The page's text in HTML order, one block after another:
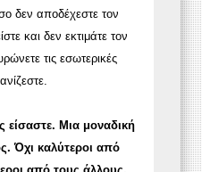
δεν αποδέχεστε τον
και δεν εκτιμάτε τον
τις εσωτερικές
είσαστε. Μια μοναδική
Όχι καλύτεροι από